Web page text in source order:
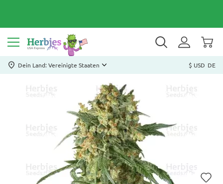
Dein Land: Vereinigte Staaten $ USD DE